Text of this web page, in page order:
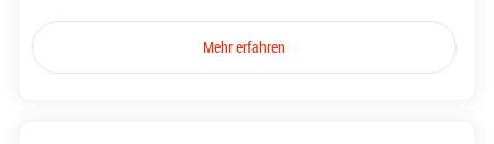
Mehr erfahren